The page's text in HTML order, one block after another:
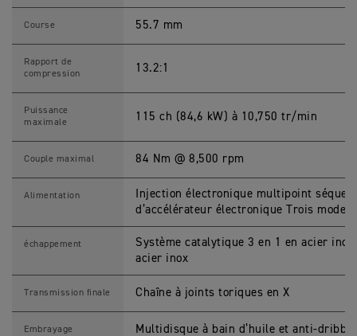
c
i
q
s
o
Course 55.7 mm
Rapport de
compression
13.2:1
Puissance
maximale
115 ch (84,6 kW) à 10,750 tr/min
Couple maximal 84 Nm @ 8,500 rpm
Alimentation
Injection électronique multipoint
d’accélérateur électronique Trois
échappement
Système catalytique 3 en 1 en acier
acier inox
Transmission finale Chaîne à joints toriques en X
Embrayage Multidisque à bain d’huile et anti-